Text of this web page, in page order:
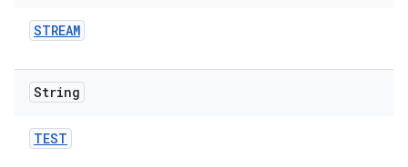
STREAM
String
TEST